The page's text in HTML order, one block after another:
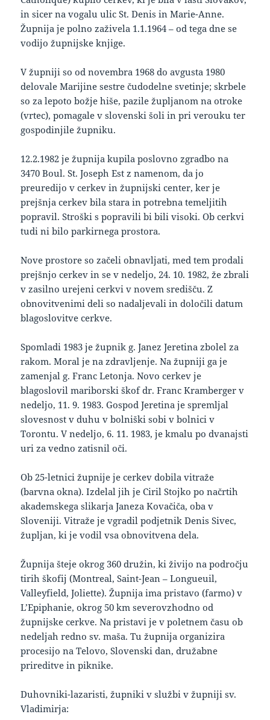
in sicer na vogalu ulic St. Denis in Marie-Anne.
Župnija je polno zaživela 1.1.1964 – od tega dne se
vodijo župnijske knjige.
V župniji so od novembra 1968 do avgusta 1980
delovale Marijine sestre čudodelne svetinje; skrbele
so za lepoto božje hiše, pazile župljanom na otroke
(vrtec), pomagale v slovenski šoli in pri verouku ter
gospodinjile župniku.
12.2.1982 je župnija kupila poslovno zgradbo na
3470 Boul. St. Joseph Est z namenom, da jo
preuredijo v cerkev in župnijski center, ker je
prejšnja cerkev bila stara in potrebna temeljitih
popravil. Stroški s popravili bi bili visoki. Ob cerkvi
tudi ni bilo parkirnega prostora.
Nove prostore so začeli obnavljati, med tem prodali
prejšnjo cerkev in se v nedeljo, 24. 10. 1982, že zbrali
v zasilno urejeni cerkvi v novem središču. Z
obnovitvenimi deli so nadaljevali in določili datum
blagoslovitve cerkve.
Spomladi 1983 je župnik g. Janez Jeretina zbolel za
rakom. Moral je na zdravljenje. Na župniji ga je
zamenjal g. Franc Letonja. Novo cerkev je
blagoslovil mariborski škof dr. Franc Kramberger v
nedeljo, 11. 9. 1983. Gospod Jeretina je spremljal
slovesnost v duhu v bolniški sobi v bolnici v
Torontu. V nedeljo, 6. 11. 1983, je kmalu po dvanajsti
uri za vedno zatisnil oči.
Ob 25-letnici župnije je cerkev dobila vitraže
(barvna okna). Izdelal jih je Ciril Stojko po načrtih
akademskega slikarja Janeza Kovačiča, oba v
Sloveniji. Vitraže je vgradil podjetnik Denis Sivec,
župljan, ki je vodil vsa obnovitvena dela.
Župnija šteje okrog 360 družin, ki živijo na področju
tirih škofij (Montreal, Saint-Jean – Longueuil,
Valleyfield, Joliette). Župnija ima pristavo (farmo) v
L’Epiphanie, okrog 50 km severovzhodno od
župnijske cerkve. Na pristavi je v poletnem času ob
nedeljah redno sv. maša. Tu župnija organizira
procesijo na Telovo, Slovenski dan, družabne
prireditve in piknike.
Duhovniki-lazaristi, župniki v službi v župniji sv.
Vladimirja: